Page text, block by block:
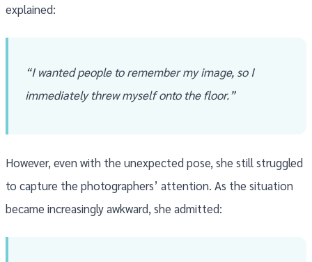
explained:
“I wanted people to remember my image, so I
immediately threw myself onto the floor.”
However, even with the unexpected pose, she still struggled
to capture the photographers’ attention. As the situation
became increasingly awkward, she admitted: